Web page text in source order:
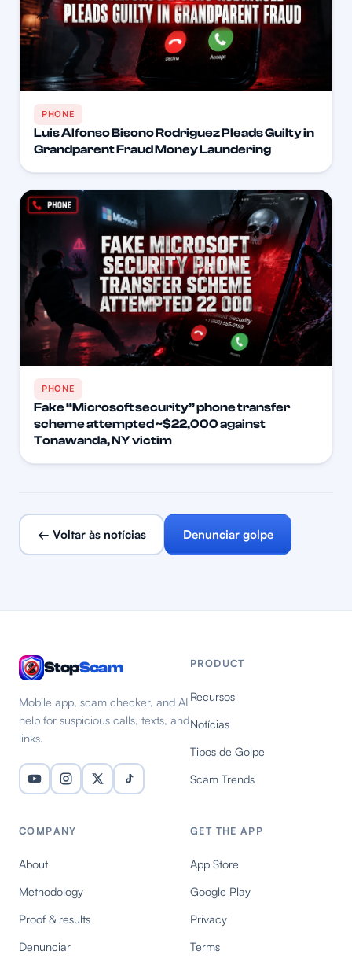
PHONE
Luis Alfonso Bisono Rodriguez Pleads Guilty in
Grandparent Fraud Money Laundering
PHONE
Fake “Microsoft security” phone transfer
scheme attempted ~$22,000 against
Tonawanda, NY victim
← Voltar às notícias Denunciar golpe
StopScam
Mobile app, scam checker, and AI
help for suspicious calls, texts, and
links.
PRODUCT
Recursos
Notícias
Tipos de Golpe
Scam Trends
COMPANY
About
Methodology
Proof & results
Denunciar
GET THE APP
App Store
Google Play
Privacy
Terms